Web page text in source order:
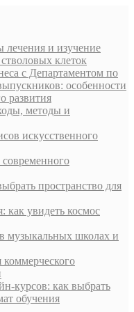
и изучение
клеток
с Департаментом по
особенности
развития
методы и
искусственного
пространство для
как увидеть космос
музыкальных школах и
курсов: как выбрать
обучения